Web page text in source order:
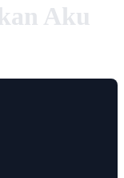
Aku